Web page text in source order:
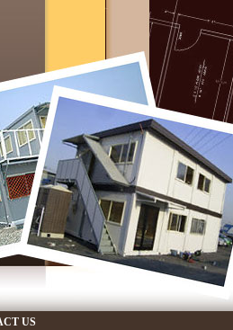
US